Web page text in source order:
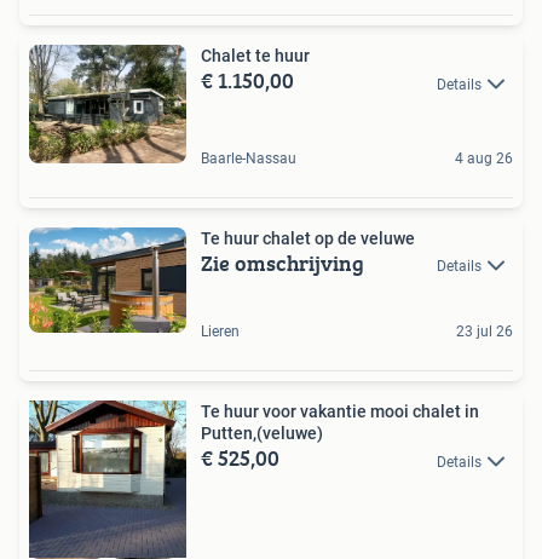
Chalet te huur
€ 1.150,00 Details
Baarle-Nassau 4 aug 26
Te huur chalet op de veluwe
Zie omschrijving Details
Lieren 23 jul 26
Te huur voor vakantie mooi chalet in
Putten,(veluwe)
€ 525,00 Details